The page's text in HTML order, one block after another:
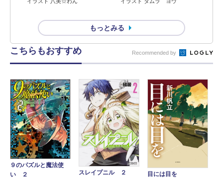
イラスト タムラ ヨウ
もっとみる
こちらもおすすめ Recommended by
９のパズルと魔法使
い ２
スレイプニル ２ 目には目を